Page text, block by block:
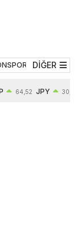
TEKNOLOJİ
DİĞER
64,52 JPY 30,31